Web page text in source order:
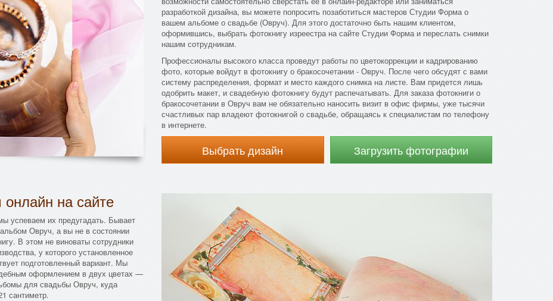
разработкой дизайна, вы можете попросить позаботиться мастеров Студии Форма о
вашем альбоме о свадьбе (Овруч). Для этого достаточно быть нашим клиентом,
оформившись, выбрать фотокнигу изреестра на сайте Студии Форма и переслать снимки
нашим сотрудникам.
Профессионалы высокого класса проведут работы по цветокоррекции и кадрированию
фото, которые войдут в фотокнигу о бракосочетании - Овруч. После чего обсудят с вами
систему распределения, формат и место каждого снимка на листе. Вам придется лишь
одобрить макет, и свадебную фотокнигу будут распечатывать. Для заказа фотокниги о
бракосочетании в Овруч вам не обязательно наносить визит в офис фирмы, уже тысячи
счастливых пар владеют фотокнигой о свадьбе, обращаясь к специалистам по телефону
в интернете.
Выбрать дизайн Загрузить фотографии
на сайте
успеваем их предугадать. Бывает
Овруч, а вы не в состоянии
В этом не виноваты сотрудники
у которого установленное
подготовленный вариант. Мы
оформлением в двух цветах —
для свадьбы Овруч, куда
сантиметр.